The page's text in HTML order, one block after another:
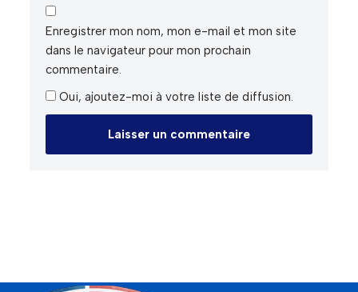
Enregistrer mon nom, mon e-mail et mon site
dans le navigateur pour mon prochain
commentaire.
Oui, ajoutez-moi à votre liste de diffusion.